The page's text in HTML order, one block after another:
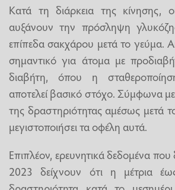
Κατά τη διάρκεια της κίνησης,
αυξάνουν την πρόσληψη
επίπεδα σακχάρου μετά το γεύμα.
σημαντικό για άτομα με
διαβήτη, όπου η
αποτελεί βασικό στόχο. Σύμφωνα
της δραστηριότητας αμέσως μετά
μεγιστοποιήσει τα οφέλη αυτά.
Επιπλέον, ερευνητικά δεδομένα
2023 δείχνουν ότι η μέτρια